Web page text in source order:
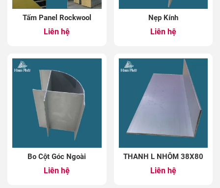
Tấm Panel Rockwool
Liên hệ
Nẹp Kính
Liên hệ
Bo Cột Góc Ngoài
Liên hệ
THANH L NHÔM 38X80
Liên hệ